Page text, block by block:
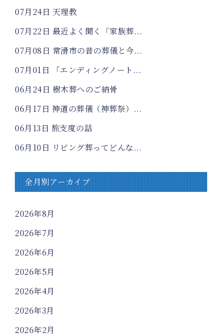
07月24日 天理教
07月22日 最近よく聞く「家族葬...
07月08日 常滑市の昔の葬儀と今...
07月01日 「エンディングノート...
06月24日 樹木葬へのご納骨
06月17日 神道の葬儀（神葬祭）...
06月13日 旅支度の話
06月10日 リビング葬ってどんな...
全月別アーカイブ
2026年8月
2026年7月
2026年6月
2026年5月
2026年4月
2026年3月
2026年2月